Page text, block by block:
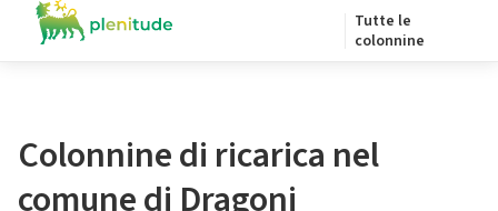
Tutte le
colonnine
Colonnine di ricarica nel
comune di Dragoni